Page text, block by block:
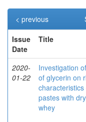
< previous
Issue
Date
Title
2020-
01-22
Investigation
of glycerin on
pastes with
whey